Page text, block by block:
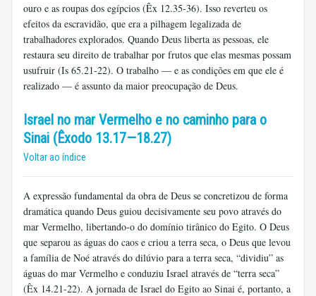
ouro e as roupas dos egípcios (Êx 12.35-36). Isso reverteu os
efeitos da escravidão, que era a pilhagem legalizada de
trabalhadores explorados. Quando Deus liberta as pessoas, ele
restaura seu direito de trabalhar por frutos que elas mesmas possam
usufruir (Is 65.21-22). O trabalho — e as condições em que ele é
realizado — é assunto da maior preocupação de Deus.
Israel no mar Vermelho e no caminho para o
Sinai (Êxodo 13.17—18.27)
Voltar ao índice
A expressão fundamental da obra de Deus se concretizou de forma
dramática quando Deus guiou decisivamente seu povo através do
mar Vermelho, libertando-o do domínio tirânico do Egito. O Deus
que separou as águas do caos e criou a terra seca, o Deus que levou
a família de Noé através do dilúvio para a terra seca, “dividiu” as
águas do mar Vermelho e conduziu Israel através de “terra seca”
(Êx 14.21-22). A jornada de Israel do Egito ao Sinai é, portanto, a